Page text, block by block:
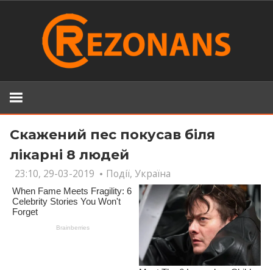
Скажений пес покусав біля
лікарні 8 людей
23:10, 29-03-2019 Події,Україна